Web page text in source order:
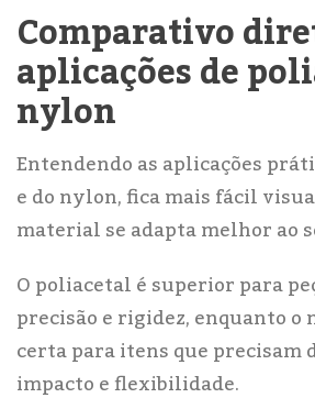
Comparativo
aplicações de
nylon
Entendendo as aplicações
e do nylon, fica mais fácil
material se adapta melhor ao
O poliacetal é superior para
precisão e rigidez, enquanto o
certa para itens que precisam
impacto e flexibilidade.